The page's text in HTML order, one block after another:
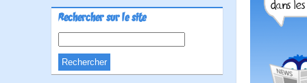
Rechercher sur le site